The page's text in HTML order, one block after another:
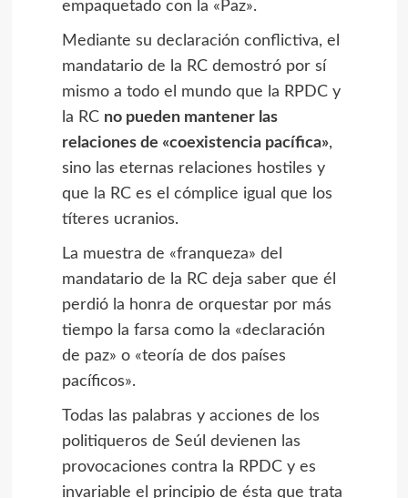
empaquetado con la «Paz».
Mediante su declaración conflictiva, el
mandatario de la RC demostró por sí
mismo a todo el mundo que la RPDC y
la RC no pueden mantener las
relaciones de «coexistencia pacífica»,
sino las eternas relaciones hostiles y
que la RC es el cómplice igual que los
títeres ucranios.
La muestra de «franqueza» del
mandatario de la RC deja saber que él
perdió la honra de orquestar por más
tiempo la farsa como la «declaración
de paz» o «teoría de dos países
pacíficos».
Todas las palabras y acciones de los
politiqueros de Seúl devienen las
provocaciones contra la RPDC y es
invariable el principio de ésta que trata